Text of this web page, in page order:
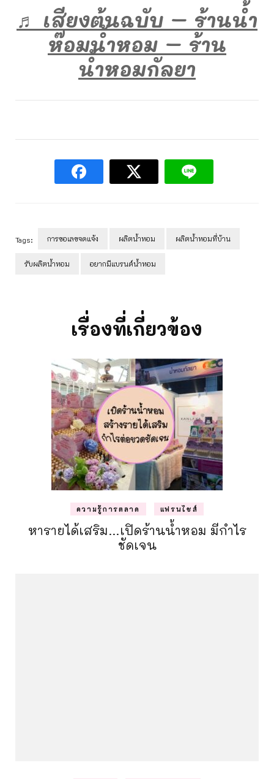
♬ เสียงต้นฉบับ – ร้านน้ำ
ห๊อมน้ำหอม – ร้าน
น้ำหอมกัลยา
Tags: การขอเลขจดแจ้ง ผลิตน้ำหอม ผลิตน้ำหอมที่บ้าน
รับผลิตน้ำหอม อยากมีแบรนด์น้ำหอม
เรื่องที่เกี่ยวข้อง
ความรู้การตลาด แฟรนไชส์
หารายได้เสริม…เปิดร้านน้ำหอม มีกำไร
ชัดเจน